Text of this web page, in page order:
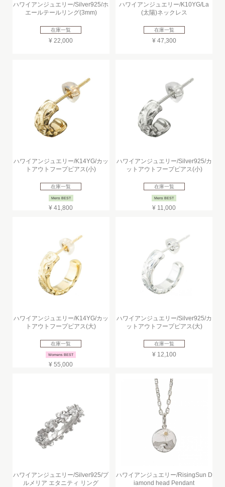
ハワイアンジュエリー/Silver925/ホ
エールテールリング(3mm)
在庫一覧
¥ 22,000
ハワイアンジュエリー/K10YG/La
(太陽)ネックレス
在庫一覧
¥ 47,300
ハワイアンジュエリー/K14YG/カッ
トアウトフープピアス(小)
在庫一覧
Mens BEST
¥ 41,800
ハワイアンジュエリー/Silver925/カ
ットアウトフープピアス(小)
在庫一覧
Mens BEST
¥ 11,000
ハワイアンジュエリー/K14YG/カッ
トアウトフープピアス(大)
在庫一覧
Womens BEST
¥ 55,000
ハワイアンジュエリー/Silver925/カ
ットアウトフープピアス(大)
在庫一覧
¥ 12,100
ハワイアンジュエリー/Silver925/プ
ルメリア エタニティ リング
ハワイアンジュエリー/RisingSun D
iamond head Pendant